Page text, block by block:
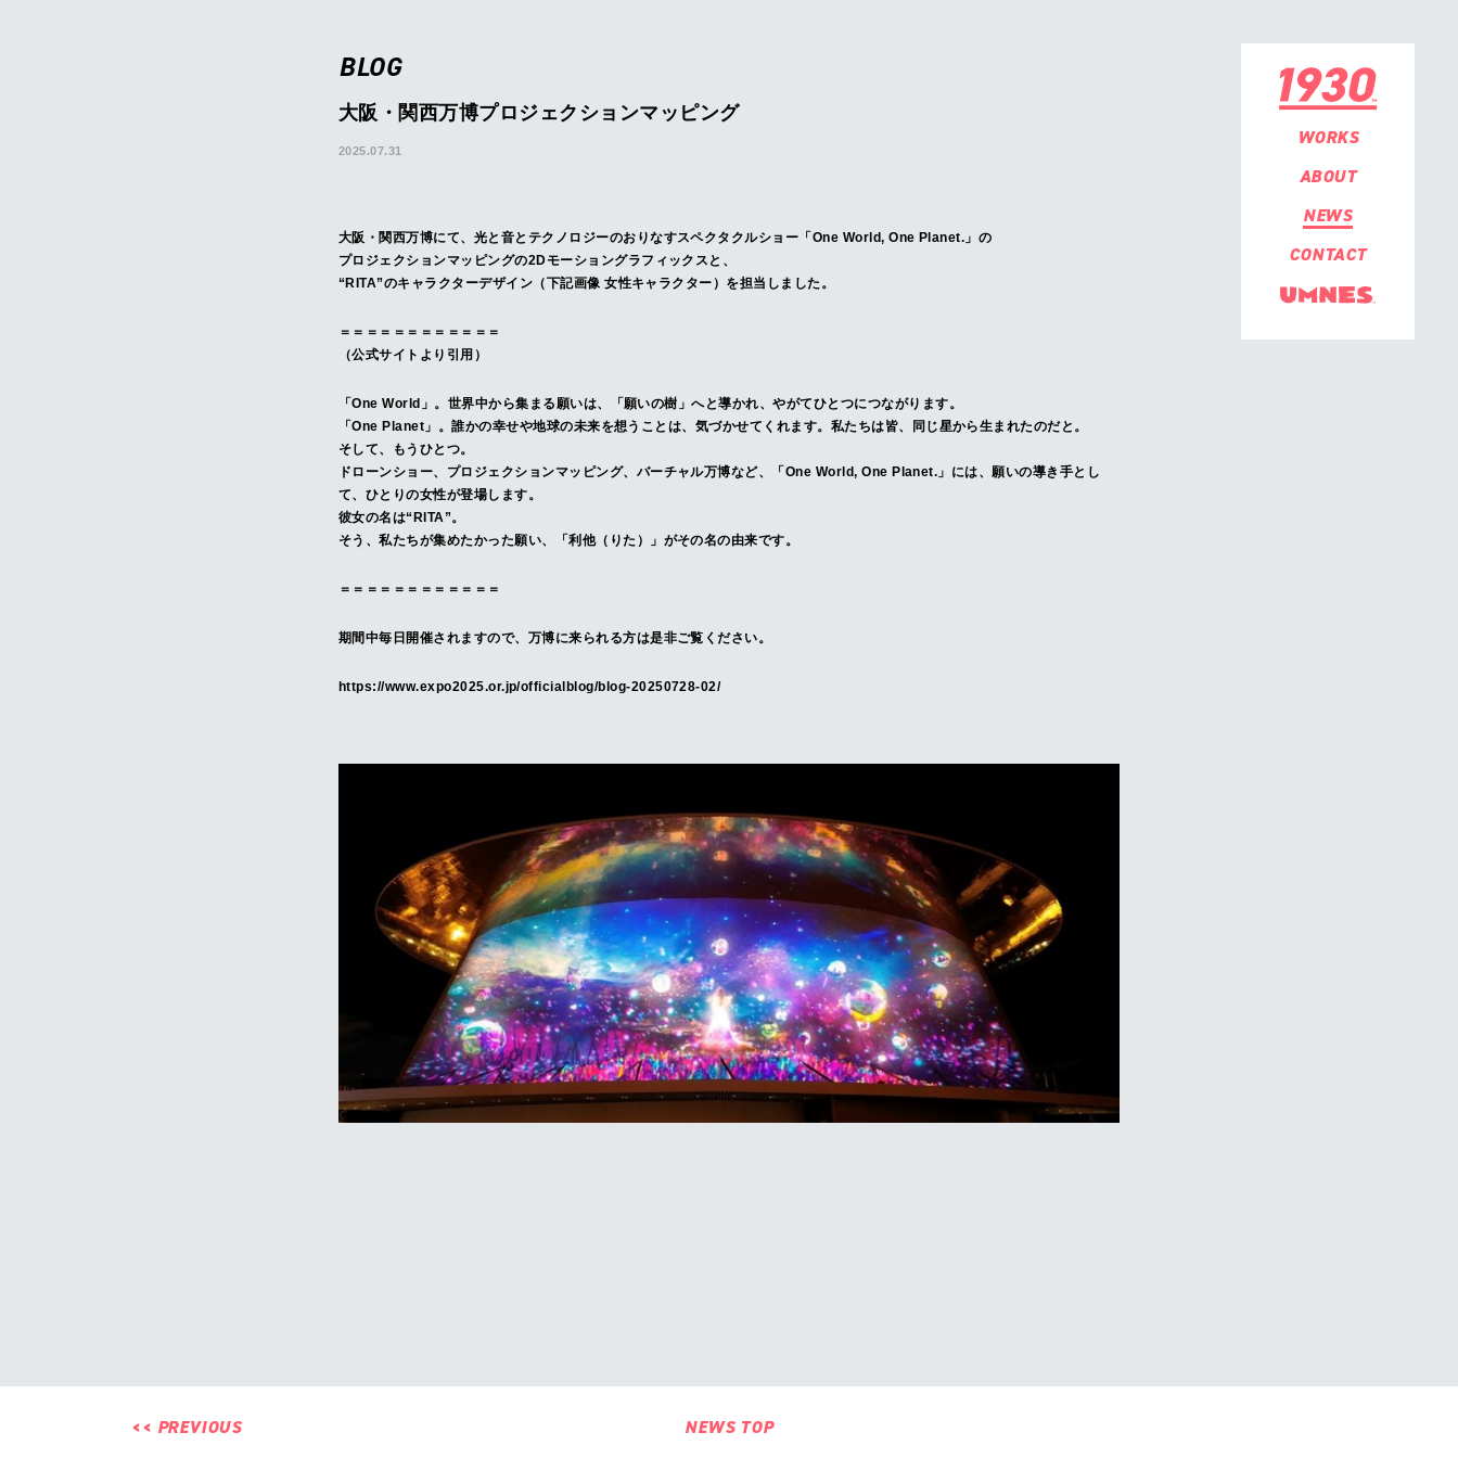
WORKS
ABOUT
NEWS
CONTACT
BLOG
大阪・関西万博プロジェクションマッピング
2025.07.31
大阪・関西万博にて、光と音とテクノロジーのおりなすスペクタクルショー「One World, One Planet.」の
プロジェクションマッピングの2Dモーショングラフィックスと、
“RITA”のキャラクターデザイン（下記画像 女性キャラクター）を担当しました。
＝＝＝＝＝＝＝＝＝＝＝＝
（公式サイトより引用）
「One World」。世界中から集まる願いは、「願いの樹」へと導かれ、やがてひとつにつながります。
「One Planet」。誰かの幸せや地球の未来を想うことは、気づかせてくれます。私たちは皆、同じ星から生まれたのだと。
そして、もうひとつ。
ドローンショー、プロジェクションマッピング、バーチャル万博など、「One World, One Planet.」には、願いの導き手とし
て、ひとりの女性が登場します。
彼女の名は“RITA”。
そう、私たちが集めたかった願い、「利他（りた）」がその名の由来です。
＝＝＝＝＝＝＝＝＝＝＝＝
期間中毎日開催されますので、万博に来られる方は是非ご覧ください。
https://www.expo2025.or.jp/officialblog/blog-20250728-02/
<< PREVIOUS NEWS TOP